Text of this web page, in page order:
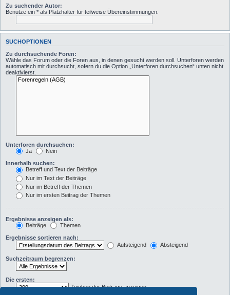
Zu suchender Autor:
Benutze ein * als Platzhalter für teilweise Übereinstimmungen.
SUCHOPTIONEN
Zu durchsuchende Foren:
Wähle das Forum oder die Foren aus, in denen gesucht werden soll. Unterforen werden
automatisch mit durchsucht, sofern du die Option „Unterforen durchsuchen“ unten nicht
deaktivierst.
Unterforen durchsuchen:
Ja
Nein
Innerhalb suchen:
Betreff und Text der Beiträge
Nur im Text der Beiträge
Nur im Betreff der Themen
Nur im ersten Beitrag der Themen
Ergebnisse anzeigen als:
Beiträge
Themen
Ergebnisse sortieren nach:
Aufsteigend
Absteigend
Suchzeitraum begrenzen:
Die ersten:
Zeichen der Beiträge anzeigen